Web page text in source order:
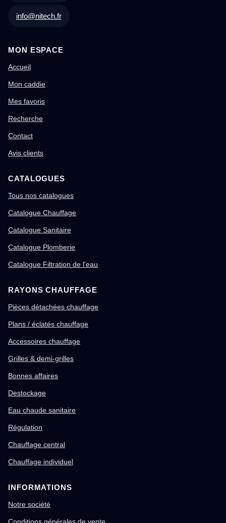
info@nitech.fr
MON ESPACE
Accueil
Mon caddie
Mes favoris
Recherche
Contact
Avis clients
CATALOGUES
Tous nos catalogues
Catalogue Chauffage
Catalogue Sanitaire
Catalogue Plomberie
Catalogue Filtration de l'eau
RAYONS CHAUFFAGE
Pièces détachées chauffage
Plans / éclatés chauffage
Accessoires chauffage
Grilles & demi-grilles
Bonnes affaires
Destockage
Eau chaude sanitaire
Régulation
Chauffage central
Chauffage individuel
INFORMATIONS
Notre société